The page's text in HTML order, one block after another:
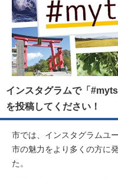
インスタグラムで「
を投稿してください！
市では、インスタグラムユ
市の魅力をより多くの方に
た。